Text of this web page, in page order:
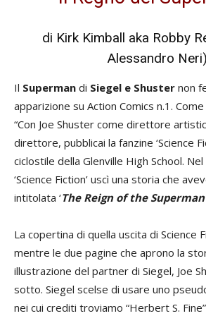
di Kirk Kimball aka Robby
Alessandro Neri)
Il Superman di Siegel e Shuster non
apparizione su Action Comics n.1.
“Con Joe Shuster come direttore
direttore, pubblicai la fanzine ‘Science
ciclostile della Glenville High School.
‘Science Fiction’ uscì una storia che
intitolata ‘The Reign of the Superman’
La copertina di quella uscita di Science
mentre le due pagine che aprono la
illustrazione del partner di Siegel, Joe
sotto. Siegel scelse di usare uno
nei cui crediti troviamo “Herbert S.